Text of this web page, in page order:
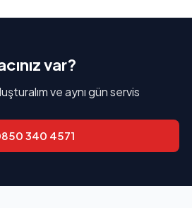
var?
ve aynı gün servis
340 4571